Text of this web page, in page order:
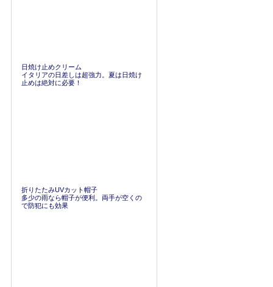
日焼け止めクリーム
イタリアの日差しは超強力。夏は日焼け
止めは絶対に必要！
折りたたみUVカット帽子
多少の雨なら帽子が便利。両手が空くの
で防犯にも効果